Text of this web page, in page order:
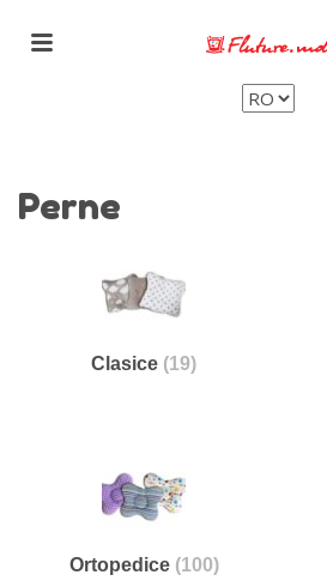
Perne
Clasice (19)
Ortopedice (100)